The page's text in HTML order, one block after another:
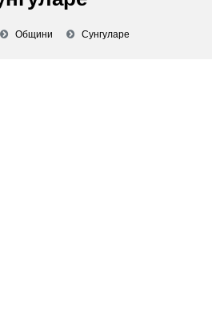
Общини Сунгуларе